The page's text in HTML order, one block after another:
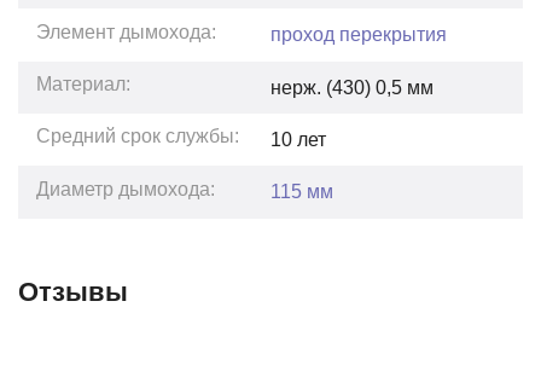
Элемент дымохода: проход перекрытия
Материал: нерж. (430) 0,5 мм
Средний срок службы: 10 лет
Диаметр дымохода: 115 мм
Отзывы